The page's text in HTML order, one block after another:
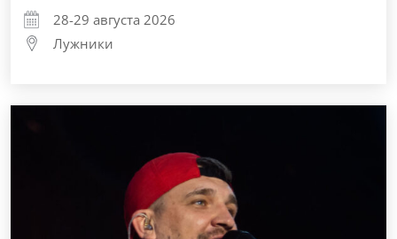
28-29 августа 2026
Лужники